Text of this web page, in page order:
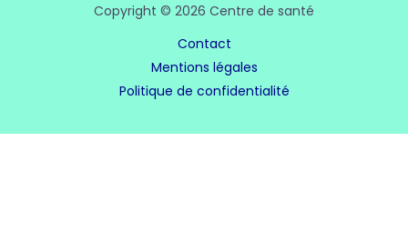
Copyright © 2026 Centre de santé
Contact
Mentions légales
Politique de confidentialité